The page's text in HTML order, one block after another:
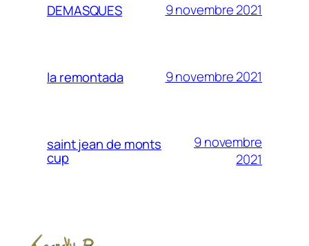
DEMASQUES 9 novembre 2021
la remontada 9 novembre 2021
saint jean de monts
cup
9 novembre
2021